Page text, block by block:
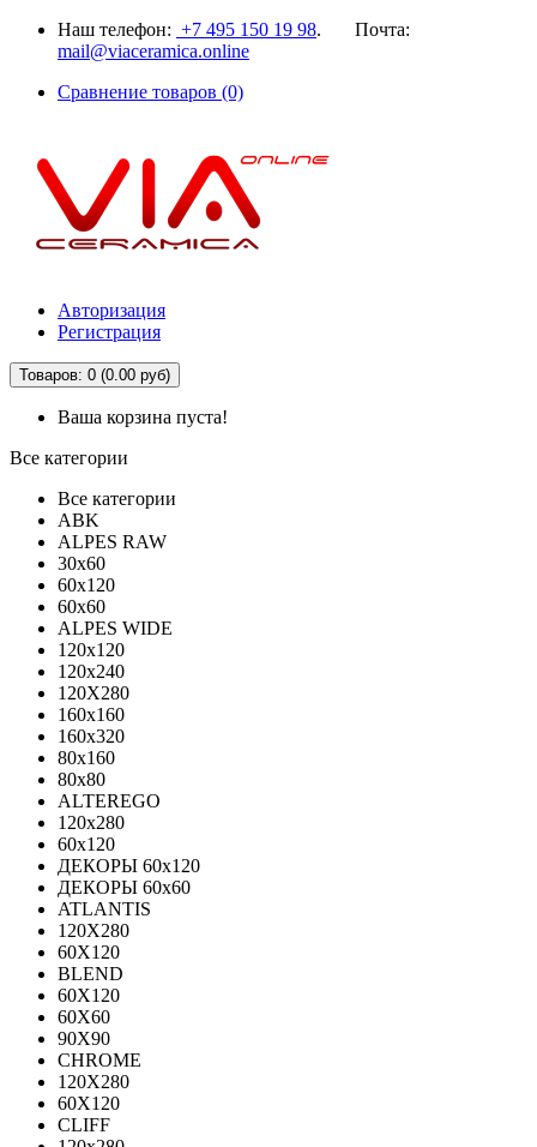
Наш телефон: +7 495 150 19 98. Почта:
mail@viaceramica.online
Сравнение товаров (0)
Авторизация
Регистрация
Товаров: 0 (0.00 руб)
Ваша корзина пуста!
Все категории
Все категории
ABK
ALPES RAW
30x60
60x120
60x60
ALPES WIDE
120x120
120x240
120X280
160x160
160x320
80x160
80x80
ALTEREGO
120х280
60х120
ДЕКОРЫ 60х120
ДЕКОРЫ 60х60
ATLANTIS
120X280
60X120
BLEND
60Х120
60Х60
90Х90
CHROME
120X280
60X120
CLIFF